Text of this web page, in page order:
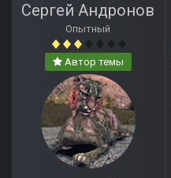
Сергей Андронов
Опытный
Автор темы